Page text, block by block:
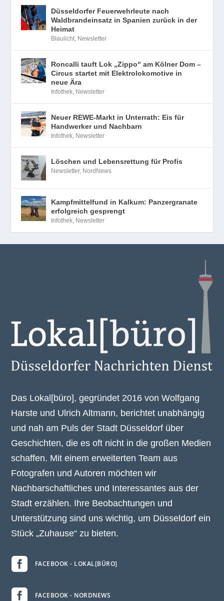
Düsseldorfer Feuerwehrleute nach
Waldbrandeinsatz in Spanien zurück in der
Heimat
Blaulicht, Newsletter
Roncalli tauft Lok „Zippo“ am Kölner Dom –
Circus startet mit Elektrolokomotive in
neue Ära
Infothek, Newsletter
Neuer REWE-Markt in Unterrath: Eis für
Handwerker und Nachbarn
Infothek, Newsletter
Löschen und Lebensrettung für Profis
Newsletter, NordNews
Kampfmittelfund in Kalkum: Panzergranate
erfolgreich gesprengt
Infothek, Newsletter
Das Lokal[büro], gegründet 2016 von Wolfgang
Harste und Ulrich Altmann, berichtet unabhängig
und nah am Puls der Stadt Düsseldorf über
Geschichten, die es oft nicht in die großen Medien
schaffen. Mit einem erweiterten Team aus
Fotografen und Autoren möchten wir
Nachbarschaftliches und Interessantes aus der
Stadt erzählen. Ihre Beobachtungen und
Unterstützung sind uns wichtig, um Düsseldorf ein
Stück „Zuhause“ zu bieten.
 FACEBOOK - LOKAL[BÜRO]
 FACEBOOK - NORDNEWS